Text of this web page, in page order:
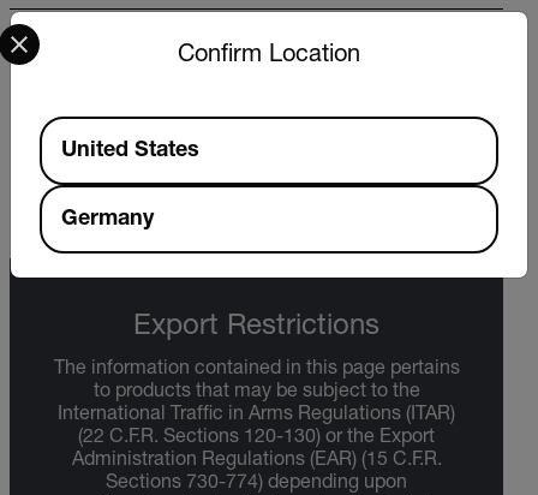
Warranty - US Only
Export Restrictions
The information contained in this page pertains
to products that may be subject to the
International Traffic in Arms Regulations (ITAR)
(22 C.F.R. Sections 120-130) or the Export
Administration Regulations (EAR) (15 C.F.R.
Sections 730-774) depending upon
Confirm Location
Select your preferred country and language from the
Available Locations
United States
Germany